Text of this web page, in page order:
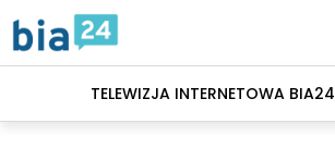
TELEWIZJA INTERNETOWA BIA24